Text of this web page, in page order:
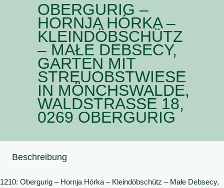
OBERGURIG –
HORNJA HÓRKA –
KLEINDÖBSCHÜTZ
– MAŁE DEBSECY,
GARTEN MIT
STREUOBSTWIESE
IN MÖNCHSWALDE,
WALDSTRASSE 18, 0
269 OBERGURIG
Beschreibung
1210: Obergurig – Hornja Hórka – Kleindöbschütz – Małe Debsecy,